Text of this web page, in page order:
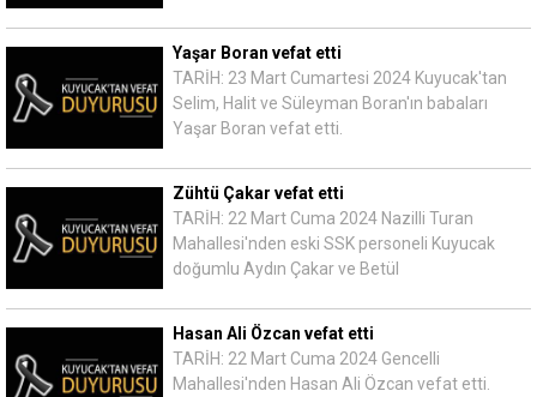
Yaşar Boran vefat etti
TARİH: 23 Mart Cumartesi 2024 Kuyucak'tan
Selim, Halit ve Süleyman Boran'ın babaları
Yaşar Boran vefat etti.
Zühtü Çakar vefat etti
TARİH: 22 Mart Cuma 2024 Nazilli Turan
Mahallesi'nden eski SSK personeli Kuyucak
doğumlu Aydın Çakar ve Betül
Hasan Ali Özcan vefat etti
TARİH: 22 Mart Cuma 2024 Gencelli
Mahallesi'nden Hasan Ali Özcan vefat etti.